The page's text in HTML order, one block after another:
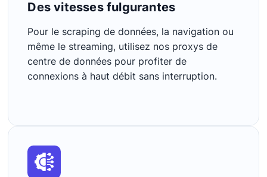
Des vitesses fulgurantes
Pour le scraping de données, la navigation ou
même le streaming, utilisez nos proxys de
centre de données pour profiter de
connexions à haut débit sans interruption.